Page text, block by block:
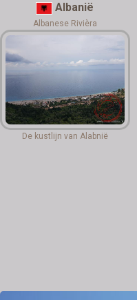
Albanië
Albanese Rivièra
De kustlijn van Alabnië